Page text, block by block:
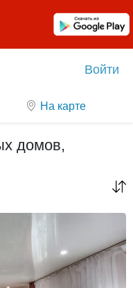
Войти
На карте
домов,